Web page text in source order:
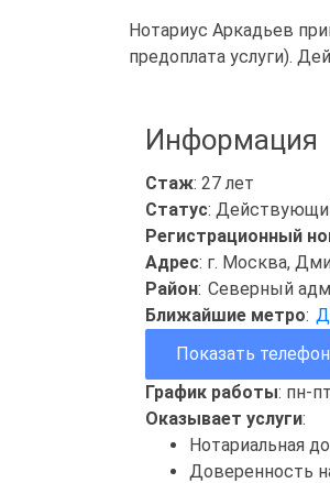
Нотариус Аркадьев
предоплата услуги).
Информация
Стаж: 27 лет
Статус:
Регистрационный
Адрес: г. Москва,
Район: Северный
Ближайшие метро:
Показать телефон
График работы: пн-
Оказывает услуги:
Нотариальная
Доверенность